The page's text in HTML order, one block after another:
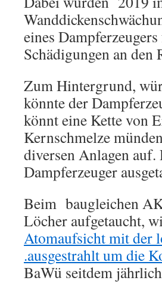
eines
Schädigungen an den
Zum Hintergrund,
könnte der
könnt eine Kette von
Kernschmelze
diversen Anlagen
Dampferzeuger
Beim baugleichen
Löcher aufgetaucht,
Atomaufsicht mit der
.ausgestrahlt um die
BaWü seitdem